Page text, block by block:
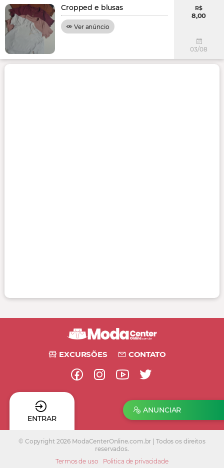
Cropped e blusas
Ver anúncio
R$
8,00
03/08
EXCURSÕES CONTATO
ENTRAR
ANUNCIAR
© Copyright 2026 ModaCenterOnline.com.br | Todos os direitos
reservados.
Termos de uso
Politica de privacidade